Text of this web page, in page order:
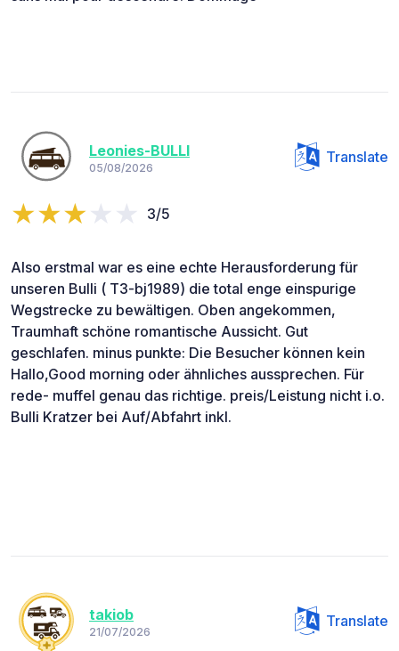
Leonies-BULLI
05/08/2026
Translate
3/5
Also erstmal war es eine echte Herausforderung für
unseren Bulli ( T3-bj1989) die total enge einspurige
Wegstrecke zu bewältigen. Oben angekommen,
Traumhaft schöne romantische Aussicht. Gut
geschlafen. minus punkte: Die Besucher können kein
Hallo,Good morning oder ähnliches aussprechen. Für
rede- muffel genau das richtige. preis/Leistung nicht i.o.
Bulli Kratzer bei Auf/Abfahrt inkl.
takiob
21/07/2026
Translate